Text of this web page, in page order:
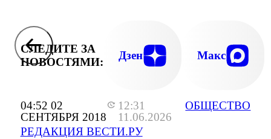
04:52 02
СЕНТЯБРЯ 2018
12:31
11.06.2026
РЕДАКЦИЯ ВЕСТИ.РУ
ОБЩЕСТВО
СЛЕДИТЕ ЗА
НОВОСТЯМИ:
Дзен Макс